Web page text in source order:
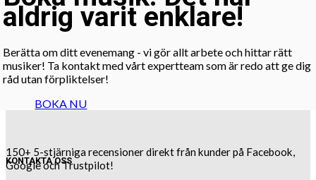
aldrig varit enklare!
Berätta om ditt evenemang - vi gör allt arbete och hittar rätt
musiker! Ta kontakt med vårt expertteam som är redo att ge dig
råd utan förpliktelser!
BOKA NU
150+ 5-stjärniga recensioner direkt från kunder på Facebook,
Google och Trustpilot!
KONTAKTA OSS